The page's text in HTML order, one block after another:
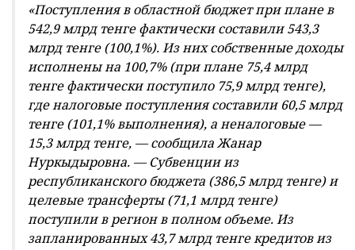
«Поступления в областной бюджет при плане в
542,9 млрд тенге фактически составили 543,3
млрд тенге (100,1%). Из них собственные доходы
исполнены на 100,7% (при плане 75,4 млрд
тенге фактически поступило 75,9 млрд тенге),
где налоговые поступления составили 60,5 млрд
тенге (101,1% выполнения), а неналоговые —
15,3 млрд тенге, — сообщила Жанар
Нуркыдыровна. — Субвенции из
республиканского бюджета (386,5 млрд тенге) и
целевые трансферты (71,1 млрд тенге)
поступили в регион в полном объеме. Из
запланированных 43,7 млрд тенге кредитов из